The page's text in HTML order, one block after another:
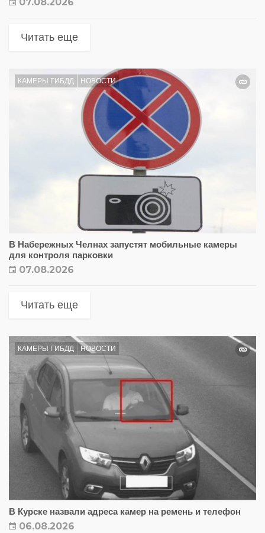
Читать еще
КАМЕРЫ ГИБДД НОВОСТИ
В Набережных Челнах запустят мобильные камеры
для контроля парковки
07.08.2026
Читать еще
КАМЕРЫ ГИБДД НОВОСТИ
В Курске назвали адреса камер на ремень и телефон
06.08.2026